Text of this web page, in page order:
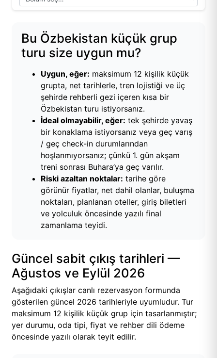
Bu Özbekistan küçük grup
turu size uygun mu?
Uygun, eğer: maksimum 12 kişilik küçük
grupta, net tarihlerle, tren lojistiği ve üç
şehirde rehberli gezi içeren kısa bir
Özbekistan turu istiyorsanız.
İdeal olmayabilir, eğer: tek şehirde yavaş
bir konaklama istiyorsanız veya geç varış
/ geç check-in durumlarından
hoşlanmıyorsanız; çünkü 1. gün akşam
treni sonrası Buhara’ya geç varılır.
Riski azaltan noktalar: tarihe göre
görünür fiyatlar, net dahil olanlar, buluşma
noktaları, planlanan oteller, giriş biletleri
ve yolculuk öncesinde yazılı final
zamanlama teyidi.
Güncel sabit çıkış tarihleri —
Ağustos ve Eylül 2026
Aşağıdaki çıkışlar canlı rezervasyon formunda
gösterilen güncel 2026 tarihleriyle uyumludur. Tur
maksimum 12 kişilik küçük grup için tasarlanmıştır;
yer durumu, oda tipi, fiyat ve rehber dili ödeme
öncesinde yazılı olarak teyit edilir.